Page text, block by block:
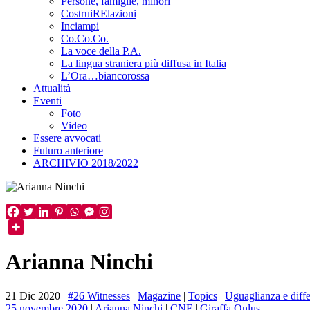
CostruiRElazioni
Inciampi
Co.Co.Co.
La voce della P.A.
La lingua straniera più diffusa in Italia
L’Ora…biancorossa
Attualità
Eventi
Foto
Video
Essere avvocati
Futuro anteriore
ARCHIVIO 2018/2022
Arianna Ninchi
21 Dic 2020 | #26 Witnesses | Magazine | Topics | Uguaglianza e